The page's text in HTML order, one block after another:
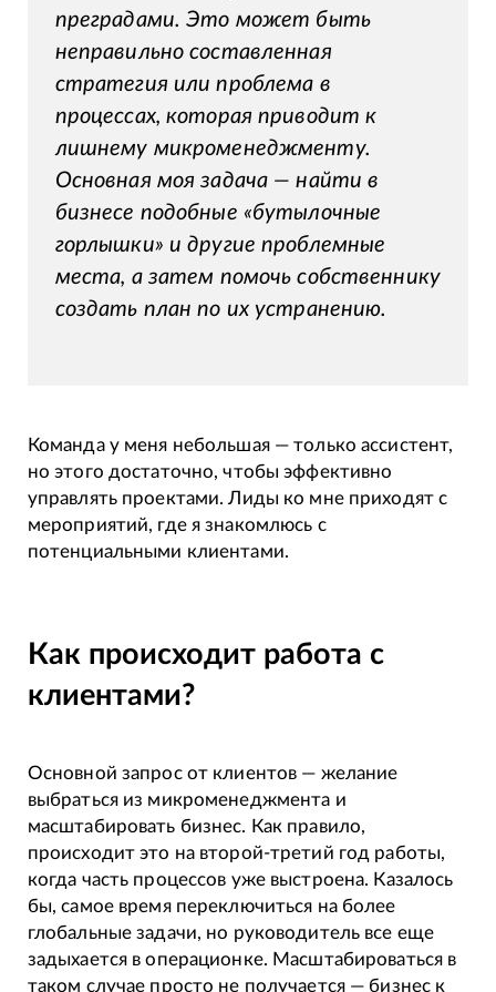
преградами. Это может быть
неправильно составленная
стратегия или проблема в
процессах, которая приводит к
лишнему микроменеджменту.
Основная моя задача — найти в
бизнесе подобные «бутылочные
горлышки» и другие проблемные
места, а затем помочь собственнику
создать план по их устранению.
Команда у меня небольшая — только ассистент,
но этого достаточно, чтобы эффективно
управлять проектами. Лиды ко мне приходят с
мероприятий, где я знакомлюсь с
потенциальными клиентами.
Как происходит работа с
клиентами?
Основной запрос от клиентов — желание
выбраться из микроменеджмента и
масштабировать бизнес. Как правило,
происходит это на второй-третий год работы,
когда часть процессов уже выстроена. Казалось
бы, самое время переключиться на более
глобальные задачи, но руководитель все еще
задыхается в операционке. Масштабироваться в
таком случае просто не получается — бизнес к